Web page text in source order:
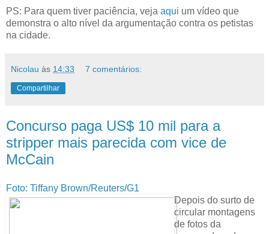
PS: Para quem tiver paciência, veja aqui um vídeo que
demonstra o alto nível da argumentação contra os petistas
na cidade.
Nicolau às 14:33 7 comentários:
Compartilhar
Concurso paga US$ 10 mil para a
stripper mais parecida com vice de
McCain
Foto: Tiffany Brown/Reuters/G1
Depois do surto de
circular montagens
de fotos da